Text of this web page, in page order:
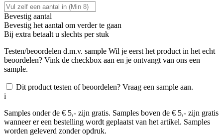
Bevestig aantal
Bevestig het aantal om verder te gaan
Bij extra betaalt u slechts per stuk
Testen/beoordelen d.m.v. sample Wil je eerst het product in het echt
beoordelen? Vink de checkbox aan en je ontvangt van ons een
sample.
Dit product testen of beoordelen? Vraag een sample aan.
i
Samples onder de € 5,- zijn gratis. Samples boven de € 5,- zijn gratis
wanneer er een bestelling wordt geplaatst van het artikel. Samples
worden geleverd zonder opdruk.